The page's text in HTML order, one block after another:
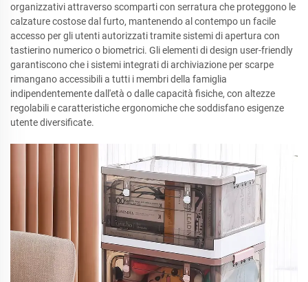
organizzativi attraverso scomparti con serratura che proteggono le
calzature costose dal furto, mantenendo al contempo un facile
accesso per gli utenti autorizzati tramite sistemi di apertura con
tastierino numerico o biometrici. Gli elementi di design user-friendly
garantiscono che i sistemi integrati di archiviazione per scarpe
rimangano accessibili a tutti i membri della famiglia
indipendentemente dall'età o dalle capacità fisiche, con altezze
regolabili e caratteristiche ergonomiche che soddisfano esigenze
utente diversificate.